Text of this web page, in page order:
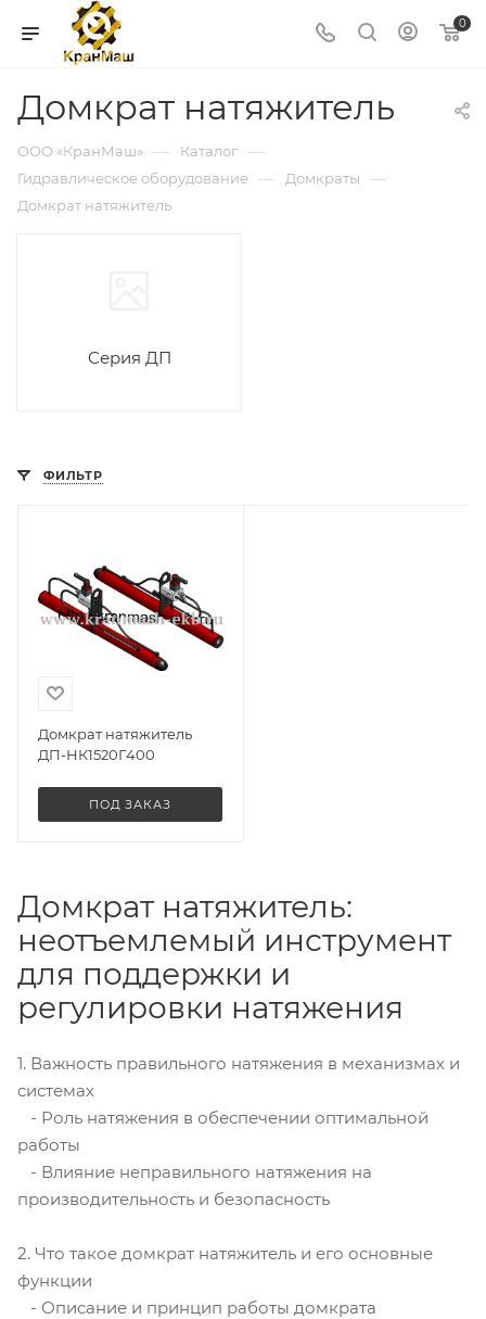
0
Домкрат натяжитель
ООО «КранМаш» — Каталог —
Гидравлическое оборудование — Домкраты —
Домкрат натяжитель
Серия ДП
ФИЛЬТР
Домкрат натяжитель
ДП-НК1520Г400
ПОД ЗАКАЗ
Домкрат натяжитель:
неотъемлемый инструмент
для поддержки и
регулировки натяжения
1. Важность правильного натяжения в механизмах и
системах
- Роль натяжения в обеспечении оптимальной
работы
- Влияние неправильного натяжения на
производительность и безопасность
2. Что такое домкрат натяжитель и его основные
функции
- Описание и принцип работы домкрата